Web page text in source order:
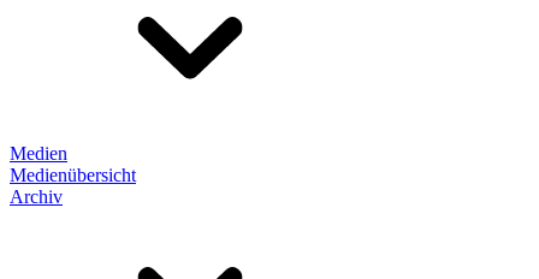
Medien
Medienübersicht
Archiv